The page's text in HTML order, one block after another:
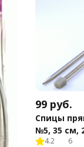
99 руб.
Спицы
№5, 35 см,
4.2 6